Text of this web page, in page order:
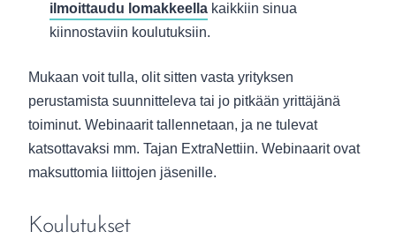
ilmoittaudu lomakkeella kaikkiin sinua
kiinnostaviin koulutuksiin.
Mukaan voit tulla, olit sitten vasta yrityksen
perustamista suunnitteleva tai jo pitkään yrittäjänä
toiminut. Webinaarit tallennetaan, ja ne tulevat
katsottavaksi mm. Tajan ExtraNettiin. Webinaarit ovat
maksuttomia liittojen jäsenille.
Koulutukset